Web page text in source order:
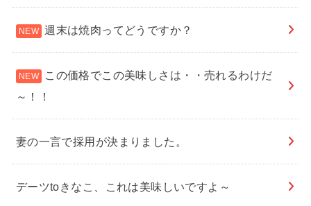
週末は焼肉ってどうですか？
この価格でこの美味しさは・・売れるわけだ
～！！
妻の一言で採用が決まりました。
デーツtoきなこ、これは美味しいですよ～